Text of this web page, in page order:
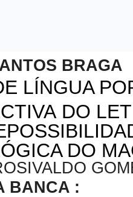
BRAGA
LÍNGUA
DO
DO
BANCA :